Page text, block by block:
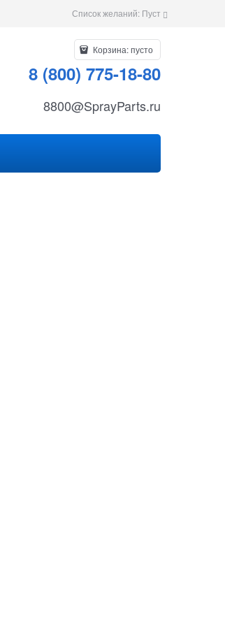
Список желаний: Пуст
Корзина:пусто
8 (800) 775-18-80
8800@SprayParts.ru